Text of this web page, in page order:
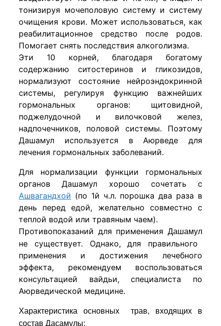
тонизируя мочеполовую систему и систему
очищения крови. Может использоваться, как
реабилитационное средство после родов.
Помогает снять последствия алкоголизма.
Эти 10 корней, благодаря богатому
содержанию ситостеринов и гликозидов,
нормализуют состояние нейроэндокринной
системы, регулируя функцию важнейших
гормональных органов: щитовидной,
поджелудочной и вилочковой желез,
надпочечников, половой системы. Поэтому
Дашамул используется в Аюрведе для
лечения гормональных заболеваний.
Для нормализации функции гормональных
органов Дашамул хорошо сочетать с
Ашвагандхой (по 1й ч.л. порошка два раза в
день перед едой, желательно совместно с
теплой водой или травяным чаем).
Противопоказаний для применения Дашамул
не существует. Однако, для правильного
применения и достижения лечебного
эффекта, рекомендуем воспользоваться
консультацией вайдьи, специалиста по
Аюрведической медицине.
Характеристика основных трав, входящих в
состав Дасамулы: